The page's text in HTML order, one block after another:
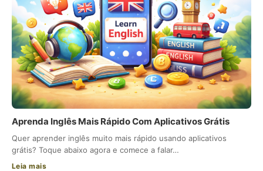
Aprenda Inglês Mais Rápido Com Aplicativos Grátis
Quer aprender inglês muito mais rápido usando aplicativos
grátis? Toque abaixo agora e comece a falar…
Leia mais